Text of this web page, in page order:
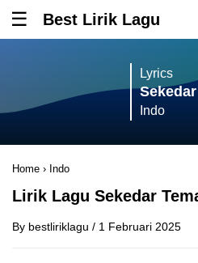
Tombol untuk membuka atau
Best Lirik Lagu
Lyrics
Indo
Home › Indo
Lirik Lagu Sekedar
By bestliriklagu / 1 Februari 2025